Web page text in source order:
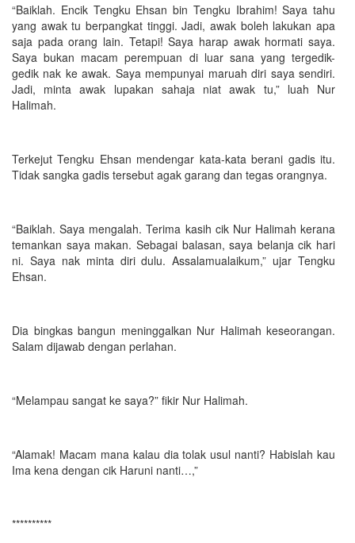
“Baiklah. Encik Tengku Ehsan bin Tengku Ibrahim! Saya tahu
yang awak tu berpangkat tinggi. Jadi, awak boleh lakukan apa
saja pada orang lain. Tetapi! Saya harap awak hormati saya.
Saya bukan macam perempuan di luar sana yang tergedik-
gedik nak ke awak. Saya mempunyai maruah diri saya sendiri.
Jadi, minta awak lupakan sahaja niat awak tu,” luah Nur
Halimah.
Terkejut Tengku Ehsan mendengar kata-kata berani gadis itu.
Tidak sangka gadis tersebut agak garang dan tegas orangnya.
“Baiklah. Saya mengalah. Terima kasih cik Nur Halimah kerana
temankan saya makan. Sebagai balasan, saya belanja cik hari
ni. Saya nak minta diri dulu. Assalamualaikum,” ujar Tengku
Ehsan.
Dia bingkas bangun meninggalkan Nur Halimah keseorangan.
Salam dijawab dengan perlahan.
“Melampau sangat ke saya?” fikir Nur Halimah.
“Alamak! Macam mana kalau dia tolak usul nanti? Habislah kau
Ima kena dengan cik Haruni nanti…,”
**********